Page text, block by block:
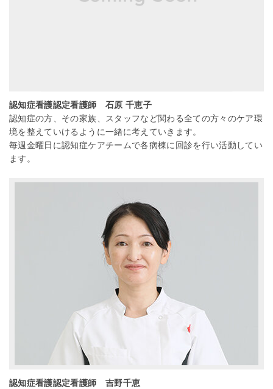
認知症看護認定看護師 石原 千恵子
認知症の方、その家族、スタッフなど関わる全ての方々のケア環
境を整えていけるように一緒に考えていきます。
毎週金曜日に認知症ケアチームで各病棟に回診を行い活動してい
ます。
認知症看護認定看護師 吉野千恵